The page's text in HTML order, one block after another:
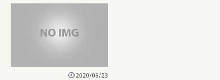
2020/08/23